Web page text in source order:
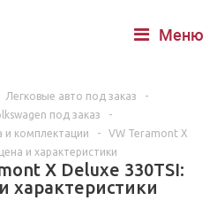
Меню
Легковые авто под заказ
-
под заказ
-
и комплектации
-
VW Teramont X
и характеристики
X Deluxe 330TSI:
характеристики